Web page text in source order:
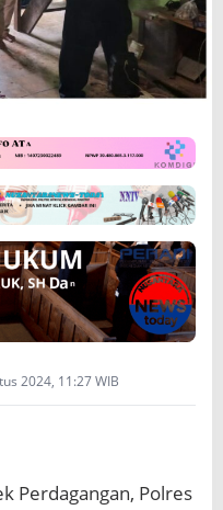
2024, 11:27 WIB
Perdagangan, Polres